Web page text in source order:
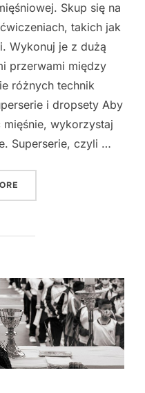
Skup się na
takich jak
Wykonuj je z dużą
przerwami między
różnych technik
i dropsety Aby
wykorzystaj
Superserie, czyli …